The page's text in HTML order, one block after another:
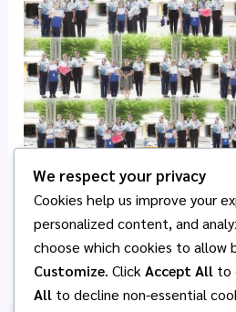
We respect your privacy
Cookies help us improve your
personalized content, and
choose which cookies to allow
Customize. ClickAccept All to
All to decline non-essential